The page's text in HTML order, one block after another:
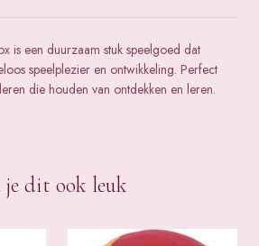
is een duurzaam stuk speelgoed dat
speelplezier en ontwikkeling. Perfect
die houden van ontdekken en leren.
je dit ook leuk